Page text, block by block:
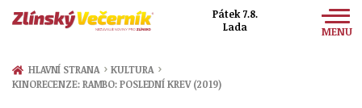
Pátek 7.8.
Lada
MENU
Zprávy
HLAVNÍ STRANA › KULTURA ›
KINORECENZE: RAMBO: POSLEDNÍ KREV (2019)